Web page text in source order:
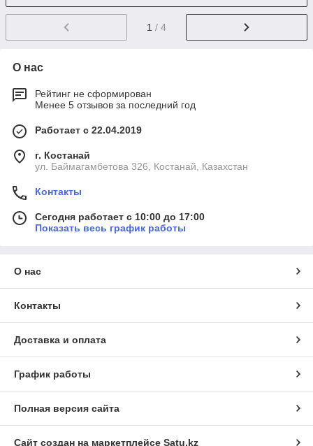
1 / 4
О нас
Рейтинг не сформирован
Менее 5 отзывов за последний год
Работает с 22.04.2019
г. Костанай
ул. Баймагамбетова 326, Костанай, Казахстан
Контакты
Сегодня работает с 10:00 до 17:00
Показать весь график работы
О нас
Контакты
Доставка и оплата
График работы
Полная версия сайта
Сайт создан на маркетплейсе Satu.kz